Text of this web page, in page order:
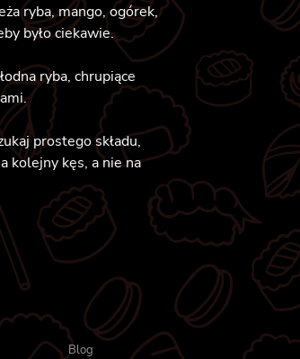
ryba, mango, ogórek,
było ciekawie.
ryba, chrupiące
prostego składu,
kolejny kęs, a nie na
Blog